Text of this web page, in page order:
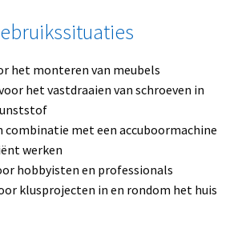
het monteren van meubels
het vastdraaien van schroeven in
combinatie met een accuboormachine
werken
hobbyisten en professionals
klusprojecten in en rondom het huis